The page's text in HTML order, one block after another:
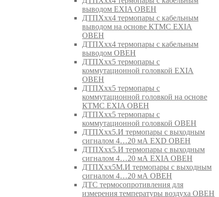
выводом EXIA ОВЕН
ДТПХхх4 термопары с кабельным
выводом на основе КТМС EXIA
ОВЕН
ДТПХхх4 термопары с кабельным
выводом ОВЕН
ДТПХхх5 термопары с
коммутационной головкой EXIA
ОВЕН
ДТПХхх5 термопары с
коммутационной головкой на основе
КТМС EXIA ОВЕН
ДТПХхх5 термопары с
коммутационной головкой ОВЕН
ДТПХхх5.И термопары с выходным
сигналом 4…20 мА EXD ОВЕН
ДТПХхх5.И термопары с выходным
сигналом 4…20 мА EXIA ОВЕН
ДТПХхх5М.И термопары с выходным
сигналом 4…20 мА ОВЕН
ДТС термосопротивления для
измерения температуры воздуха ОВЕН